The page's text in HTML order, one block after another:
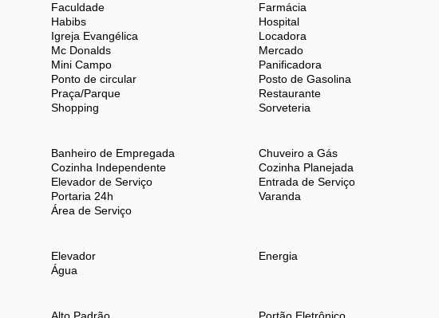
em um imóvel confortável e bem localizado. Agende sua visita e venha
Faculdade
Farmácia
Habibs
Hospital
Igreja Evangélica
Locadora
Mc Donalds
Mercado
Mini Campo
Panificadora
Ponto de circular
Posto de Gasolina
Praça/Parque
Restaurante
Shopping Sorveteria
Banheiro de Empregada
Chuveiro a Gás
Cozinha Independente
Cozinha Planejada
Elevador de Serviço
Entrada de Serviço
Portaria 24h
Varanda
Área de Serviço
Elevador
Energia
Água